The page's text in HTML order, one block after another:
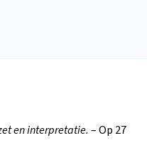
en interpretatie. – Op 27